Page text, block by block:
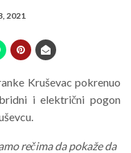
2021
Kruševac pokrenuo
i električni pogon
rečima da pokaže da